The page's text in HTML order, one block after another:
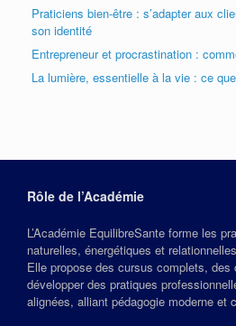
Praticiens bien-être : s’adapter aux
son identité
Entrepreneur et procrastination :
La lumière, essentielle à la vie : ce
Rôle de l’Académie
L’Académie EquilibreSante forme les
naturelles, énergétiques et
Elle propose des cursus complets, des
développer des pratiques
alignées, alliant pédagogie moderne et